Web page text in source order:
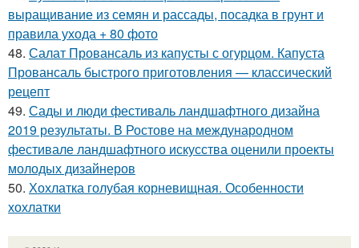
выращивание из семян и рассады, посадка в грунт и
правила ухода + 80 фото
48. Салат Провансаль из капусты с огурцом. Капуста
Провансаль быстрого приготовления — классический
рецепт
49. Сады и люди фестиваль ландшафтного дизайна
2019 результаты. В Ростове на международном
фестивале ландшафтного искусства оценили проекты
молодых дизайнеров
50. Хохлатка голубая корневищная. Особенности
хохлатки